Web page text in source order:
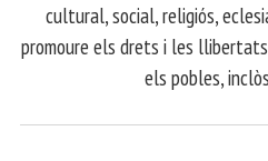
cultural, social, religiós,
promoure els drets i les
els pobles,